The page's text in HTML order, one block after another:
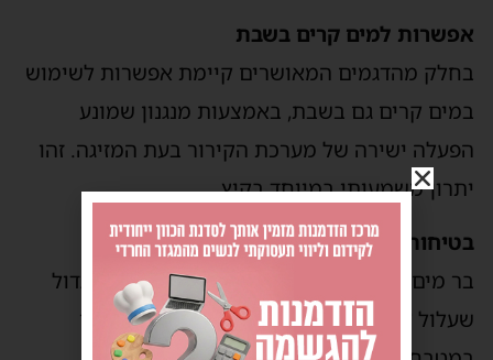
אפשרות למים קרים בשבת
בחלק מהדגמים המאושרים קיימת אפשרות לשימוש
במים קרים גם בשבת, באמצעות מנגנון שמונע
הפעלה ישירה של מערכת הקירור בעת המזיגה. זהו
יתרון משמעותי במיוחד בקיץ.
בטיחות ונראות
בר מים מקובע בדרך כלל למקומו ואינו מיכל גדול
שעלול להתהפך. בנוסף, הוא משתלב טוב יותר